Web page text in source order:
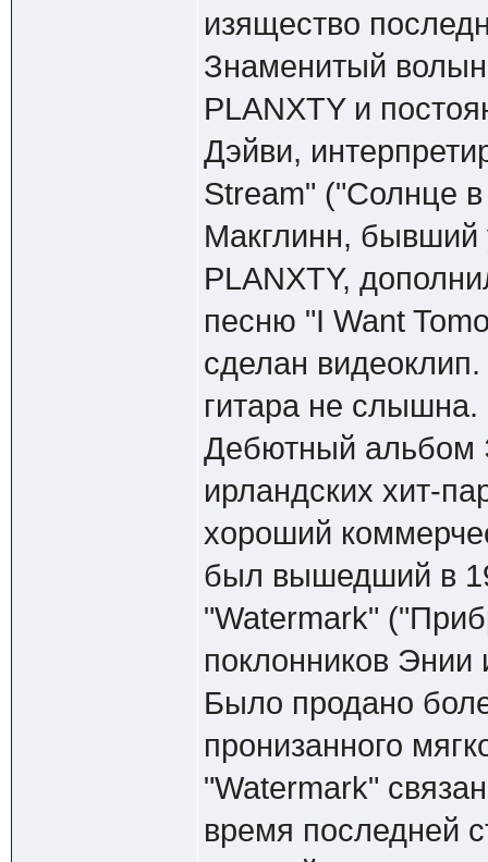
изящество
Знаменитый
PLANXTY и
Дэйви,
Stream" ("Солнце в
Макглинн, бывший
PLANXTY,
песню "I Want
сделан
гитара не слышна.
Дебютный альбом
ирландских хит-
хороший
был вышедший в
"Watermark"
поклонников Энии
Было продано
пронизанного
"Watermark"
время последней